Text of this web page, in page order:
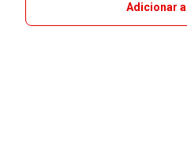
Adicionar